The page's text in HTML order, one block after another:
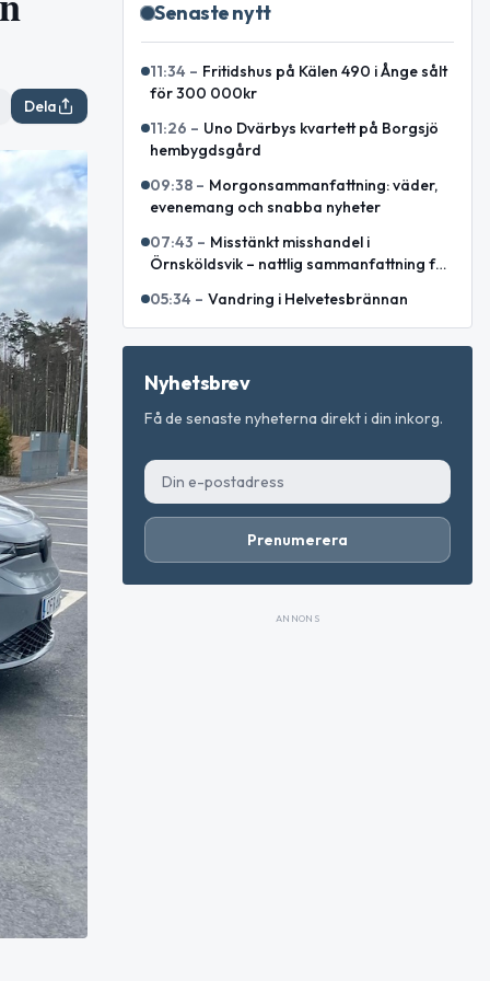
Dela
Senaste nytt
11:34 – Fritidshus på Kälen 490 i Ånge sålt
för 300 000kr
11:26 – Uno Dvärbys kvartett på Borgsjö
hembygdsgård
09:38 – Morgonsammanfattning: väder,
evenemang och snabba nyheter
07:43 – Misstänkt misshandel i
Örnsköldsvik – nattlig sammanfattning för
05:34 – Vandring i Helvetesbrännan
Nyhetsbrev
Få de senaste nyheterna direkt i din inkorg.
Prenumerera
ANNONS